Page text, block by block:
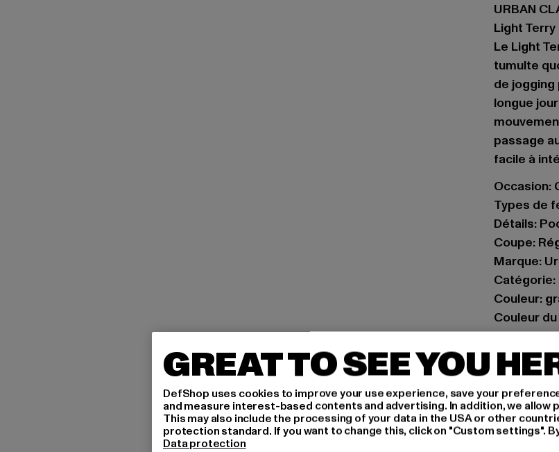
URBAN
Light
Le Light
tumulte
de
longue
passage
facile à
Occasion:
Types de
Détails:
Coupe:
Marque:
Couleur:
Couleur
Art.Nr:
Fabricant:
Dr.-
GREAT TO SEE YOU
DefShop uses cookies to improve your use experience, save your
and measure interest-based contents and advertising. In addition, we
This may also include the processing of your data in the USA or other
protection standard. If you want to change this, click on "Custom settings".
Data protection